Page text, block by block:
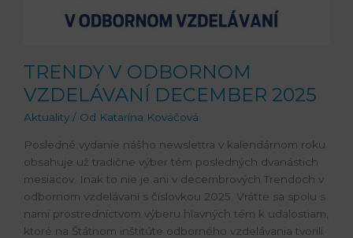
TRENDY V ODBORNOM
VZDELÁVANÍ DECEMBER 2025
Aktuality / Od Katarína Kováčová
Posledné vydanie nášho newslettra v kalendárnom roku
obsahuje už tradične výber tém posledných dvanástich
mesiacov. Inak to nie je ani v decembrových Trendoch v
odbornom vzdelávaní s číslovkou 2025. Vráťte sa spolu s
nami prostredníctvom výberu hlavných tém k udalostiam,
ktoré na Štátnom inštitúte odborného vzdelávania tvorili